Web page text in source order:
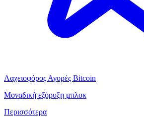
Λαχειοφόρος Αγορές Bitcoin
Μοναδική εξόρυξη μπλοκ
Περισσότερα